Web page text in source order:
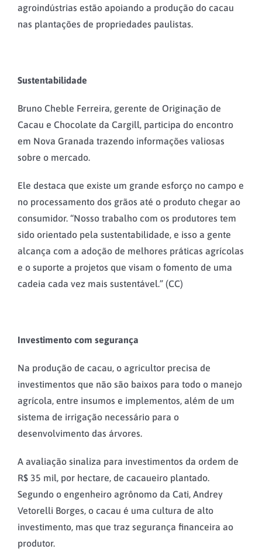
agroindústrias estão apoiando a produção do cacau
nas plantações de propriedades paulistas.
Sustentabilidade
Bruno Cheble Ferreira, gerente de Originação de
Cacau e Chocolate da Cargill, participa do encontro
em Nova Granada trazendo informações valiosas
sobre o mercado.
Ele destaca que existe um grande esforço no campo e
no processamento dos grãos até o produto chegar ao
consumidor. “Nosso trabalho com os produtores tem
sido orientado pela sustentabilidade, e isso a gente
alcança com a adoção de melhores práticas agrícolas
e o suporte a projetos que visam o fomento de uma
cadeia cada vez mais sustentável.” (CC)
Investimento com segurança
Na produção de cacau, o agricultor precisa de
investimentos que não são baixos para todo o manejo
agrícola, entre insumos e implementos, além de um
sistema de irrigação necessário para o
desenvolvimento das árvores.
A avaliação sinaliza para investimentos da ordem de
R$ 35 mil, por hectare, de cacaueiro plantado.
Segundo o engenheiro agrônomo da Cati, Andrey
Vetorelli Borges, o cacau é uma cultura de alto
investimento, mas que traz segurança financeira ao
produtor.